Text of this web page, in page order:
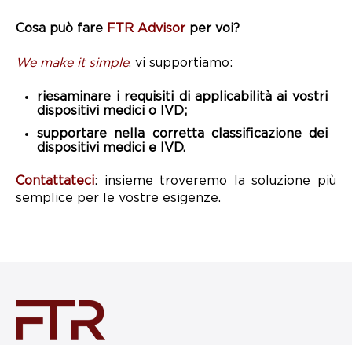
Cosa può fare FTR Advisor per voi?
We make it simple, vi supportiamo:
riesaminare i requisiti di applicabilità ai vostri
dispositivi medici o IVD;
supportare nella corretta classificazione dei
dispositivi medici e IVD.
Contattateci: insieme troveremo la soluzione più
semplice per le vostre esigenze.